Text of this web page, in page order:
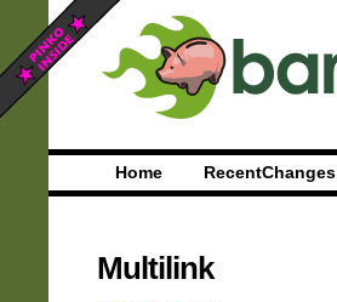
Home RecentChanges
Multilink